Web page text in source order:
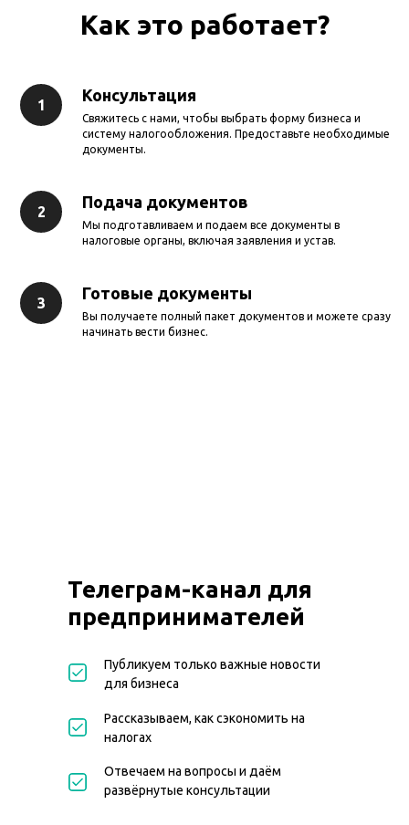
Как это работает?
Консультация
Свяжитесь с нами, чтобы выбрать форму бизнеса и
систему налогообложения. Предоставьте необходимые
документы.
Подача документов
Мы подготавливаем и подаем все документы в
налоговые органы, включая заявления и устав.
Готовые документы
Вы получаете полный пакет документов и можете сразу
начинать вести бизнес.
Телеграм-канал для
предпринимателей
Публикуем только важные новости
для бизнеса
Рассказываем, как сэкономить на
налогах
Отвечаем на вопросы и даём
развёрнутые консультации